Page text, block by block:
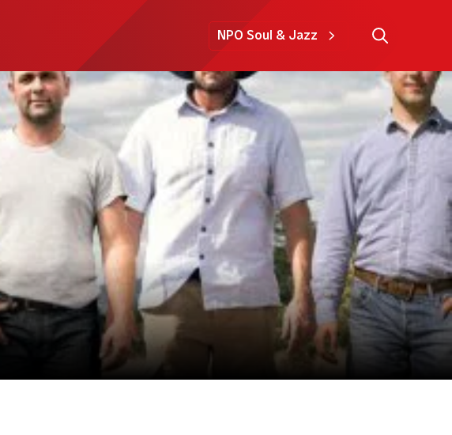
NPO Soul & Jazz